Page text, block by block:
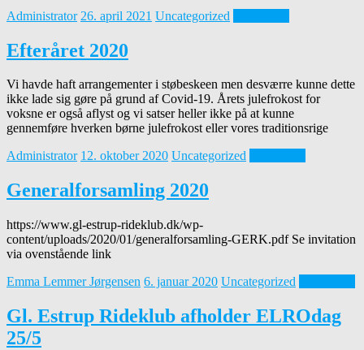
Administrator 26. april 2021 Uncategorized
Efteråret 2020
Vi havde haft arrangementer i støbeskeen men desværre kunne dette
ikke lade sig gøre på grund af Covid-19. Årets julefrokost for
voksne er også aflyst og vi satser heller ikke på at kunne
gennemføre hverken børne julefrokost eller vores traditionsrige
Administrator 12. oktober 2020 Uncategorized
Generalforsamling 2020
https://www.gl-estrup-rideklub.dk/wp-
content/uploads/2020/01/generalforsamling-GERK.pdf Se invitation
via ovenstående link
Emma Lemmer Jørgensen 6. januar 2020 Uncategorized
Gl. Estrup Rideklub afholder ELROdag
25/5